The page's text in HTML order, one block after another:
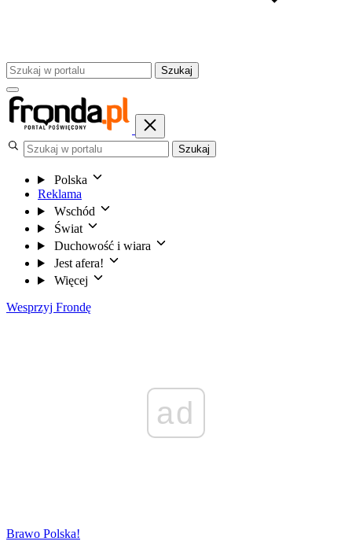
Szukaj
Szukaj
Polska
Reklama
Wschód
Świat
Duchowość i wiara
Jest afera!
Więcej
Wesprzyj Frondę
ad
Brawo Polska!